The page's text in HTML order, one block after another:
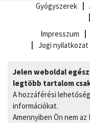
Gyógyszerek
Impresszum
Jogi
Jelen weboldal
legtöbb tartalom
A hozzáférési
információkat.
Amennyiben Ön nem